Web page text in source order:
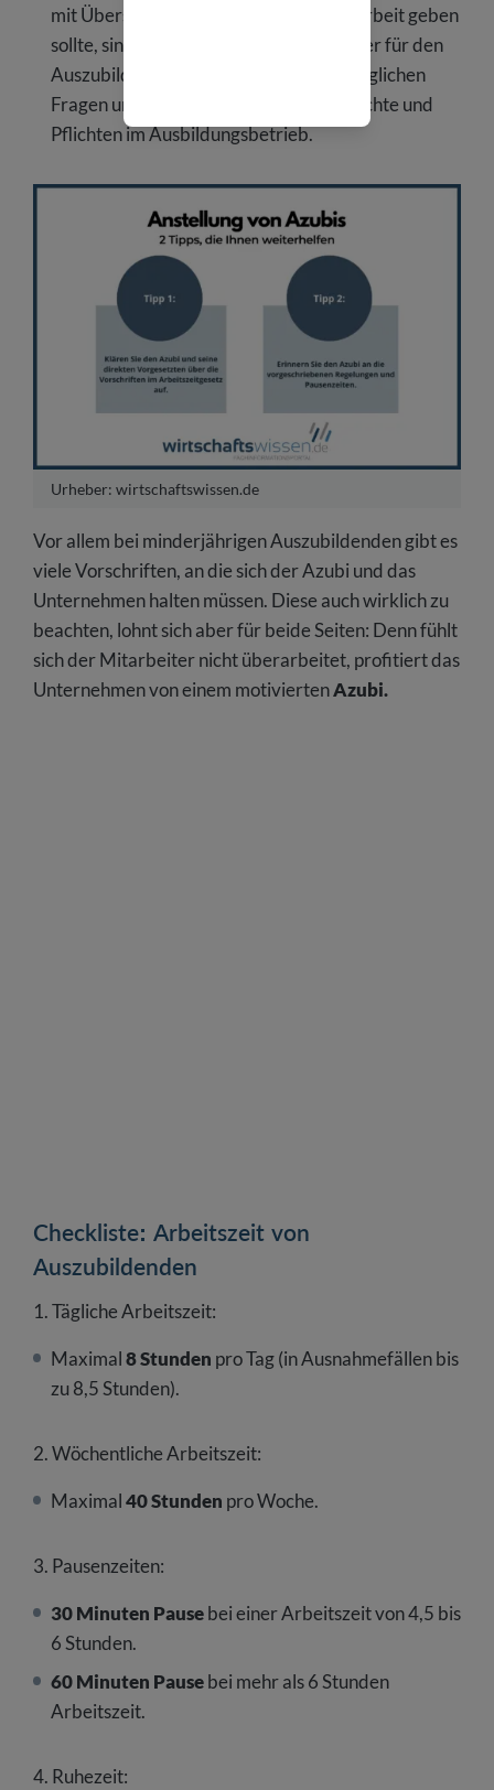
mit Überstunden, Urlaub oder Schichtarbeit geben
sollte, sind Sie der erste Ansprechpartner für den
Auszubildenden. Beraten Sie ihn bei möglichen
Fragen und erinnern Sie ihn an seine Rechte und
Pflichten im Ausbildungsbetrieb.
Urheber: wirtschaftswissen.de
Vor allem bei minderjährigen Auszubildenden gibt es
viele Vorschriften, an die sich der Azubi und das
Unternehmen halten müssen. Diese auch wirklich zu
beachten, lohnt sich aber für beide Seiten: Denn fühlt
sich der Mitarbeiter nicht überarbeitet, profitiert das
Unternehmen von einem motiviertenAzubi.
Checkliste: Arbeitszeit von
Auszubildenden
1. Tägliche Arbeitszeit:
Maximal8 Stunden pro Tag (in Ausnahmefällen bis
zu 8,5 Stunden).
2. Wöchentliche Arbeitszeit:
Maximal40 Stunden pro Woche.
3. Pausenzeiten:
30 Minuten Pausebei einer Arbeitszeit von 4,5 bis
6 Stunden.
60 Minuten Pausebei mehr als 6 Stunden
Arbeitszeit.
4. Ruhezeit: